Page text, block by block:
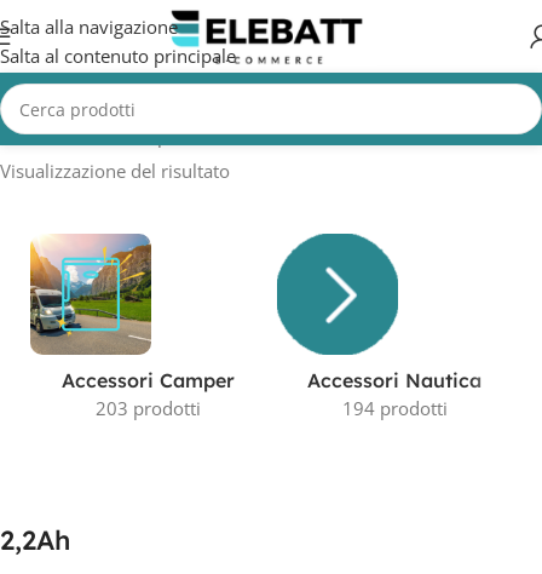
Salta alla navigazione
Salta al contenuto principale
Home/Prodotto Capacità in AH/2,2Ah
Visualizzazione del risultato
Accessori Camper
203 prodotti
Accessori Nautica
194 prodotti
2,2Ah